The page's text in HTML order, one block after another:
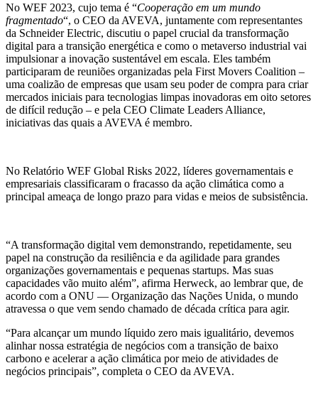
No WEF 2023, cujo tema é “Cooperação em um mundo
fragmentado“, o CEO da AVEVA, juntamente com representantes
da Schneider Electric, discutiu o papel crucial da transformação
digital para a transição energética e como o metaverso industrial vai
impulsionar a inovação sustentável em escala. Eles também
participaram de reuniões organizadas pela First Movers Coalition –
uma coalizão de empresas que usam seu poder de compra para criar
mercados iniciais para tecnologias limpas inovadoras em oito setores
de difícil redução – e pela CEO Climate Leaders Alliance,
iniciativas das quais a AVEVA é membro.
No Relatório WEF Global Risks 2022, líderes governamentais e
empresariais classificaram o fracasso da ação climática como a
principal ameaça de longo prazo para vidas e meios de subsistência.
“A transformação digital vem demonstrando, repetidamente, seu
papel na construção da resiliência e da agilidade para grandes
organizações governamentais e pequenas startups. Mas suas
capacidades vão muito além”, afirma Herweck, ao lembrar que, de
acordo com a ONU — Organização das Nações Unida, o mundo
atravessa o que vem sendo chamado de década crítica para agir.
“Para alcançar um mundo líquido zero mais igualitário, devemos
alinhar nossa estratégia de negócios com a transição de baixo
carbono e acelerar a ação climática por meio de atividades de
negócios principais”, completa o CEO da AVEVA.